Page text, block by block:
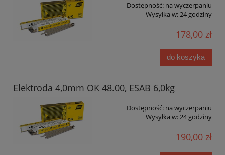
Dostępność: na wyczerpaniu
Wysyłka w:24 godziny
178,00 zł
do koszyka
Elektroda 4,0mm OK 48.00, ESAB 6,0kg
Dostępność: na wyczerpaniu
Wysyłka w:24 godziny
190,00 zł